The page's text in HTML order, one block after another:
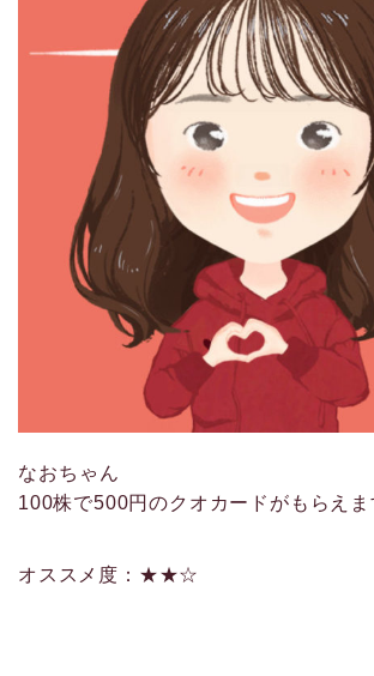
なおちゃん
100株で500円のクオカードがもらえま
オススメ度：★★☆